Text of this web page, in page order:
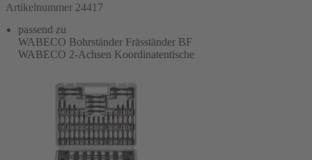
Artikelnummer 24417
passend zu
WABECO Bohrständer Fräsständer BF
WABECO 2-Achsen Koordinatentische